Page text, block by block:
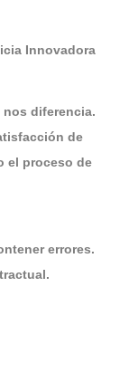
Innovadora
diferencia.
de
el proceso de
errores.